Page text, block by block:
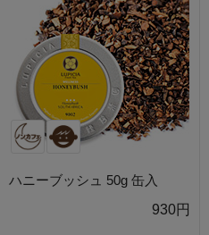
ハニーブッシュ 50g 缶入
930円